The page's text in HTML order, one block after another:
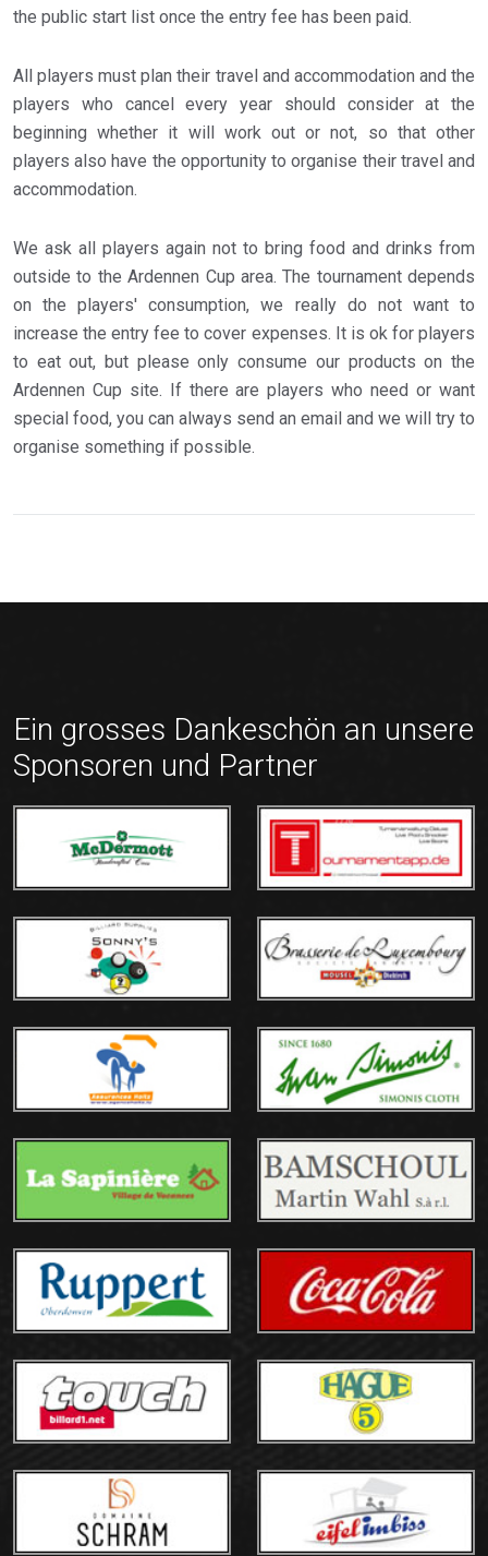
the public start list once the entry fee has been paid.
All players must plan their travel and accommodation and the
players who cancel every year should consider at the
beginning whether it will work out or not, so that other
players also have the opportunity to organise their travel and
accommodation.
We ask all players again not to bring food and drinks from
outside to the Ardennen Cup area. The tournament depends
on the players' consumption, we really do not want to
increase the entry fee to cover expenses. It is ok for players
to eat out, but please only consume our products on the
Ardennen Cup site. If there are players who need or want
special food, you can always send an email and we will try to
organise something if possible.
Ein grosses Dankeschön an unsere
Sponsoren und Partner